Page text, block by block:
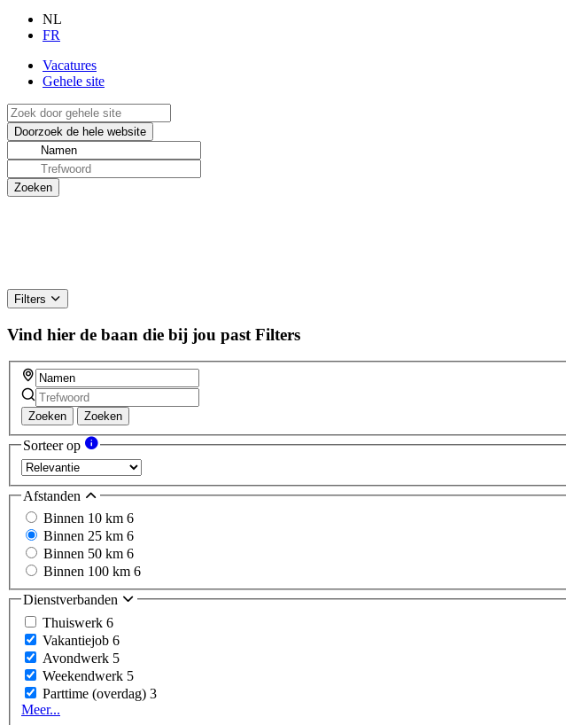
NL
FR
Vacatures
Gehele site
Filters
Vind hier de baan die bij jou past Filters
Zoeken Zoeken
Sorteer op
Afstanden
Binnen 10 km 6
Binnen 25 km 6
Binnen 50 km 6
Binnen 100 km 6
Dienstverbanden
Thuiswerk 6
Vakantiejob 6
Avondwerk 5
Weekendwerk 5
Parttime (overdag) 3
Meer...